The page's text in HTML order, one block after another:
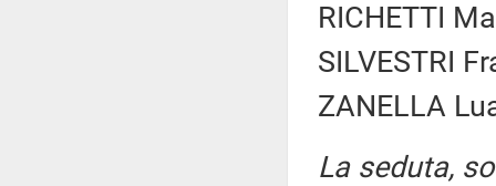
RICHETTI
SILVESTRI
ZANELLA
La seduta,